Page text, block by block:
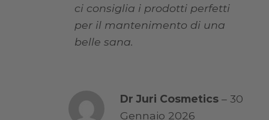
ci consiglia i prodotti perfetti
per il mantenimento di una
belle sana.
Dr Juri Cosmetics – 30
Gennaio 2026